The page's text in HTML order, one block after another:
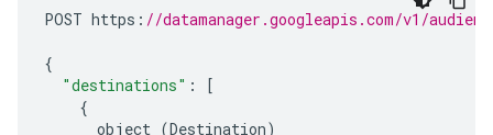
POST https : //datamanager.googleapis.com/v1/
{
"destinations" :
[
{
object (Destination)